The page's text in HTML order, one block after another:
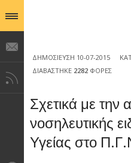
ΔΗΜΟΣΊΕΥΣΗ 10-07-2015
ΔΙΑΒΆΣΤΗΚΕ 2282 ΦΟΡΈΣ
Σχετικά με την
νοσηλευτικής
Υγείας στο